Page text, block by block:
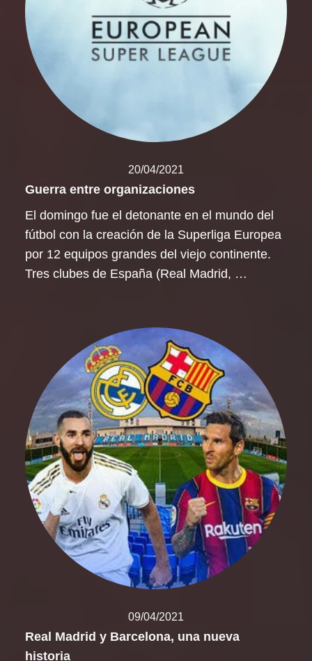
20/04/2021
Guerra entre organizaciones
El domingo fue el detonante en el mundo del
fútbol con la creación de la Superliga Europea
por 12 equipos grandes del viejo continente.
Tres clubes de España (Real Madrid, …
09/04/2021
Real Madrid y Barcelona, una nueva
historia